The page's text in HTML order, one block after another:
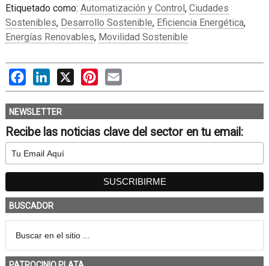
Etiquetado como: Automatización y Control, Ciudades
Sostenibles, Desarrollo Sostenible, Eficiencia Energética,
Energías Renovables, Movilidad Sostenible
FacebookLinkedIn
X PinterestEmail
NEWSLETTER
Recibe las noticias clave del sector en tu email:
BUSCADOR